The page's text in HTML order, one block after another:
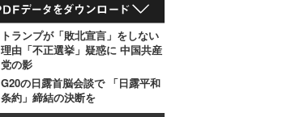
トランプが「敗北宣言」をしない
理由「不正選挙」疑惑に 中国共産
党の影
G20の日露首脳会談で 「日露平和
条約」締結の決断を